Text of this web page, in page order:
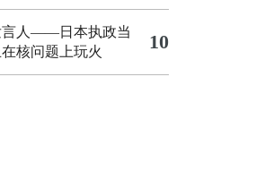
言人——日本执政当
核问题上玩火
10